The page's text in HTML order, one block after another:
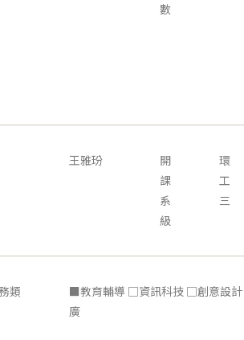
數
王雅玢
開
課
系
級
環
工
三
類
■教育輔導 □資訊科技 □創意設
廣